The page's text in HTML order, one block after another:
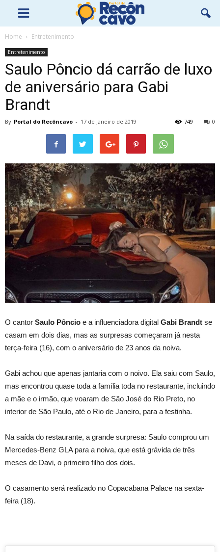
Home Entretenimento
Entretenimento
Saulo Pôncio dá carrão de luxo
de aniversário para Gabi
Brandt
By Portal do Recôncavo - 17 de janeiro de 2019 0
749
O cantor Saulo Pôncio e a influenciadora digital Gabi Brandt se
casam em dois dias, mas as surpresas começaram já nesta
terça-feira (16), com o aniversário de 23 anos da noiva.
Gabi achou que apenas jantaria com o noivo. Ela saiu com Saulo,
mas encontrou quase toda a família toda no restaurante, incluindo
a mãe e o irmão, que voaram de São José do Rio Preto, no
interior de São Paulo, até o Rio de Janeiro, para a festinha.
Na saída do restaurante, a grande surpresa: Saulo comprou um
Mercedes-Benz GLA para a noiva, que está grávida de três
meses de Davi, o primeiro filho dos dois.
O casamento será realizado no Copacabana Palace na sexta-
feira (18).